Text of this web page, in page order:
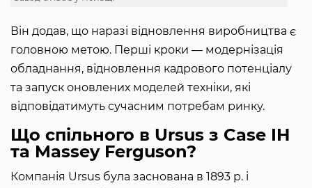
Він додав, що наразі відновлення виробництва є
головною метою. Перші кроки — модернізація
обладнання, відновлення кадрового потенціалу
та запуск оновлених моделей техніки, які
відповідатимуть сучасним потребам ринку.
Що спільного в Ursus з ​​Case IH
та Massey Ferguson?
Компанія Ursus була заснована в 1893 р. і